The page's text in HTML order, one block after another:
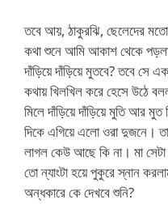
তবে আয়, ঠাকুরঝি, ছেলেদের মতো
কথা শুনে আমি আকাশ থেকে
দাঁড়িয়ে দাঁড়িয়ে মুতবে? তবে সে
কথায় খিলখিল করে হেসে উঠে
মিলে দাঁড়িয়ে দাঁড়িয়ে মুতি আর মুত
দিকে এগিয়ে এলো ওরা দুজনে।
লাগল কেউ আছে কি না। মা
তো ন্যাংটা হয়ে পুকুরে স্নান
অন্ধকারে কে দেখবে শুনি?